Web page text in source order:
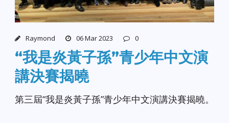
Raymond 06 Mar 2023 0
“我是炎黃子孫”青少年中文演
講決賽揭曉
第三屆“我是炎黃子孫”青少年中文演講決賽揭曉。